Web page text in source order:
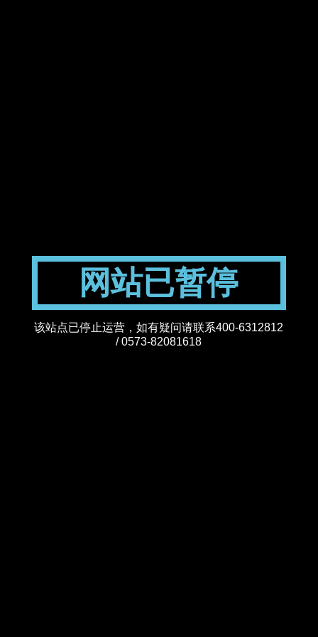
网站已暂停
该站点已停止运营，如有疑问请联系400-6312812
/ 0573-82081618